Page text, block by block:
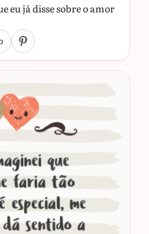
eu já disse sobre o amor